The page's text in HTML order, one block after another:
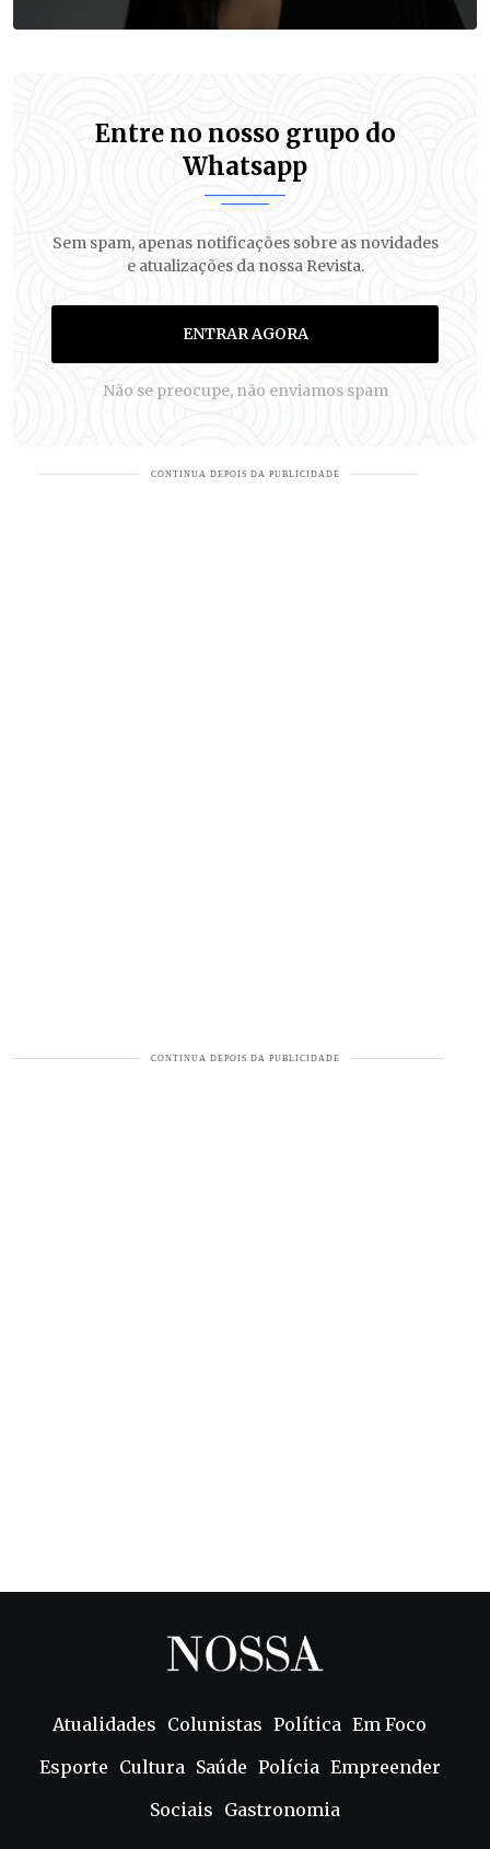
Entre no nosso grupo do
Whatsapp
Sem spam, apenas notificações sobre as novidades
e atualizações da nossa Revista.
ENTRAR AGORA
Não se preocupe, não enviamos spam
Atualidades Colunistas Política Em Foco
Esporte Cultura Saúde Polícia Empreender
Sociais Gastronomia